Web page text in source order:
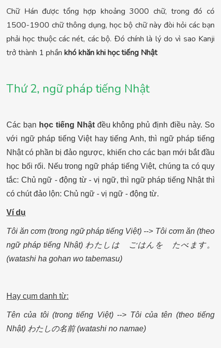
Chữ Hán được tổng hợp khoảng 3000 chữ, trong đó có
1500-1900 chữ thông dụng, học bộ chữ này đòi hỏi các bạn
phải học thuộc các nét, các bộ. Đó chính là lý do vì sao Kanji
trở thành 1 phần khó khăn khi học tiếng Nhật
Thứ 2, ngữ pháp tiếng Nhật
Các bạn học tiếng Nhậtđều không phủ định điều này. So
với ngữ pháp tiếng Việt hay tiếng Anh, thì ngữ pháp tiếng
Nhật có phần bị đảo ngược, khiến cho các bạn mới bắt đầu
học bối rối. Nếu trong ngữ pháp tiếng Việt, chúng ta có quy
tắc: Chủ ngữ - động từ - vị ngữ, thì ngữ pháp tiếng Nhật thì
có chút đảo lộn: Chủ ngữ - vị ngữ - động từ.
Ví dụ
Tôi ăn cơm (trong ngữ pháp tiếng Việt) --> Tôi cơm ăn (theo
ngữ pháp tiếng Nhật) わたしは ごはんを たべます。
(watashi ha gohan wo tabemasu)
Hay cụm danh từ:
Tên của tôi (trong tiếng Việt) --> Tôi của tên (theo tiếng
Nhật) わたしの名前 (watashi no namae)